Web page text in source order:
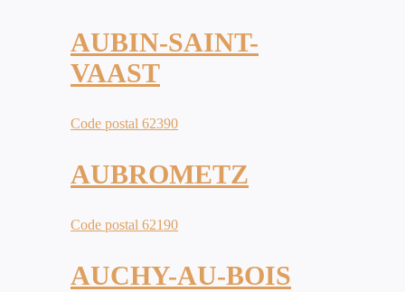
AUBIN-SAINT-
VAAST
Code postal 62390
AUBROMETZ
Code postal 62190
AUCHY-AU-BOIS